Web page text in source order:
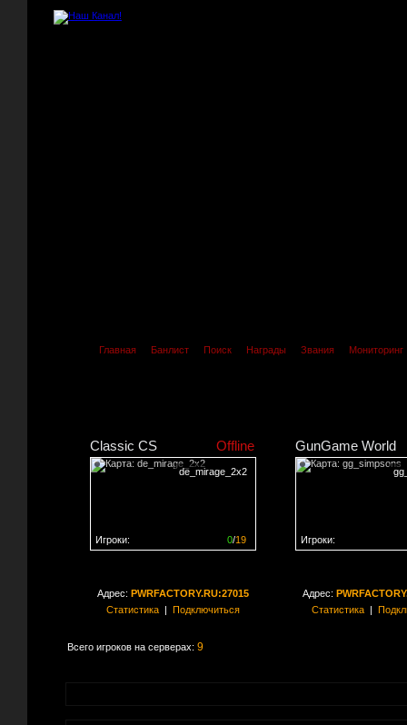
Главная Банлист Поиск Награды Звания Мониторинг
Classic CS Offline
de_mirage_2x2
0/19
Игроки:
GunGame World
Игроки:
Адрес: PWRFACTORY.RU:27015
Статистика| Подключиться
Адрес:
Статистика|
Всего игроков на серверах: 9